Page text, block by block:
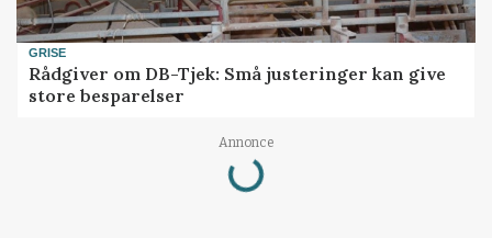
GRISE
Rådgiver om DB-Tjek: Små justeringer kan give
store besparelser
Annonce
Loading...